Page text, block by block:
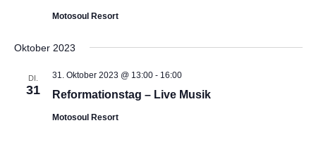
Motosoul Resort
Oktober 2023
DI.
31 Reformationstag – Live Musik
31. Oktober 2023 @ 13:00- 16:00
Motosoul Resort